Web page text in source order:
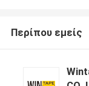
Περίπου εμείς